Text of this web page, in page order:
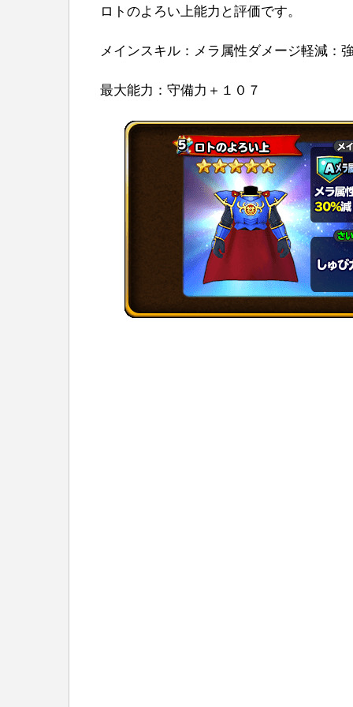
ロトのよろい上能力と評価です。
メインスキル：メラ属性ダメージ軽減：
最大能力：守備力＋１０７